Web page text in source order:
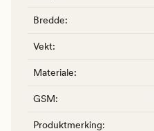
Bredde:
Vekt:
Materiale:
GSM:
Produktmerking: